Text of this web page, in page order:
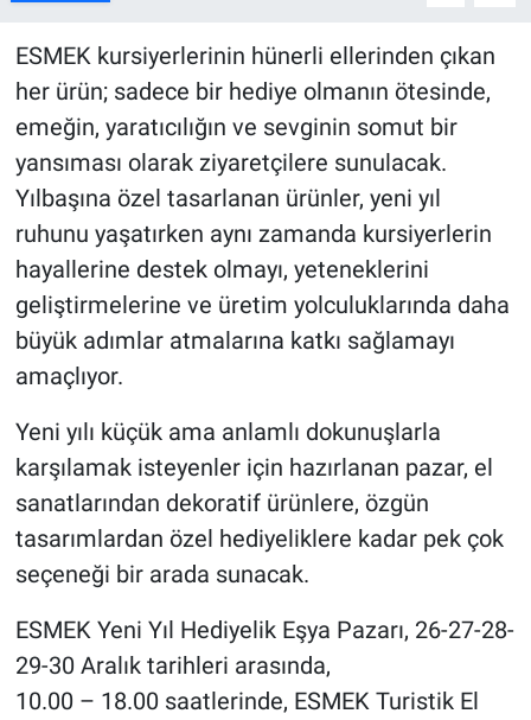
ESMEK kursiyerlerinin hünerli ellerinden çıkan
her ürün; sadece bir hediye olmanın ötesinde,
emeğin, yaratıcılığın ve sevginin somut bir
yansıması olarak ziyaretçilere sunulacak.
Yılbaşına özel tasarlanan ürünler, yeni yıl
ruhunu yaşatırken aynı zamanda kursiyerlerin
hayallerine destek olmayı, yeteneklerini
geliştirmelerine ve üretim yolculuklarında daha
büyük adımlar atmalarına katkı sağlamayı
amaçlıyor.
Yeni yılı küçük ama anlamlı dokunuşlarla
karşılamak isteyenler için hazırlanan pazar, el
sanatlarından dekoratif ürünlere, özgün
tasarımlardan özel hediyeliklere kadar pek çok
seçeneği bir arada sunacak.
ESMEK Yeni Yıl Hediyelik Eşya Pazarı, 26-27-28-
29-30 Aralık tarihleri arasında,
10.00 – 18.00 saatlerinde, ESMEK Turistik El